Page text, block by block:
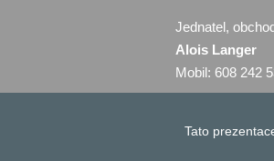
Jednatel,
Alois Langer
Mobil: 608 242
Tato